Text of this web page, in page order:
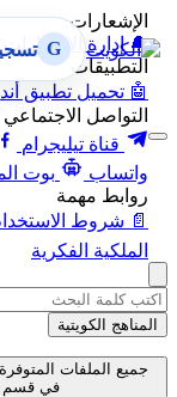
الإشعارات
🔔 إدارة الإشعارات
التطبيقات
🤖 تحميل تطبيق
التواصل الاجتماعي
قناة تيليجرام
واتساب
بوت
روابط مهمة
📄 شروط
الملكية الفكرية
G
المناهج الكويتية
جميع الملفات
في قسم